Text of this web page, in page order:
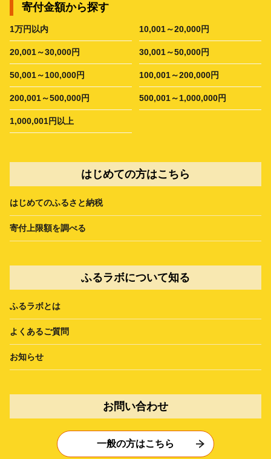
寄付金額から探す
1万円以内 10,001～20,000円
20,001～30,000円 30,001～50,000円
50,001～100,000円 100,001～200,000円
200,001～500,000円 500,001～1,000,000円
1,000,001円以上
はじめての方はこちら
はじめてのふるさと納税
寄付上限額を調べる
ふるラボについて知る
ふるラボとは
よくあるご質問
お知らせ
お問い合わせ
一般の方はこちら